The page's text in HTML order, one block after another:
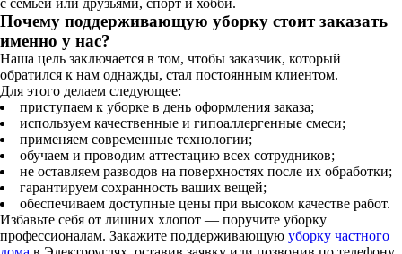
с семьёй или друзьями, спорт и хобби.
Почему поддерживающую уборку стоит заказать
именно у нас?
Наша цель заключается в том, чтобы заказчик, который
обратился к нам однажды, стал постоянным клиентом.
Для этого делаем следующее:
приступаем к уборке в день оформления заказа;
используем качественные и гипоаллергенные смеси;
применяем современные технологии;
обучаем и проводим аттестацию всех сотрудников;
не оставляем разводов на поверхностях после их обработки;
гарантируем сохранность ваших вещей;
обеспечиваем доступные цены при высоком качестве работ.
Избавьте себя от лишних хлопот — поручите уборку
профессионалам. Закажите поддерживающую уборку частного